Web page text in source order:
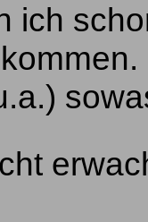
ich